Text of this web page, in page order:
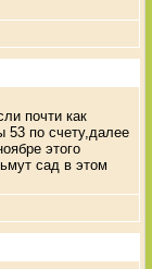
почти как
53 по счету,далее
этого
сад в этом